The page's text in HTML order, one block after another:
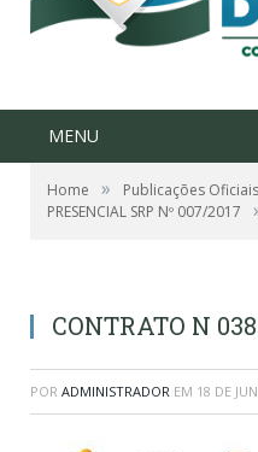
MENU
Home » Publicações Oficiais
PRESENCIAL SRP Nº 007/2017
CONTRATO N
POR ADMINISTRADOR EM 18 DE